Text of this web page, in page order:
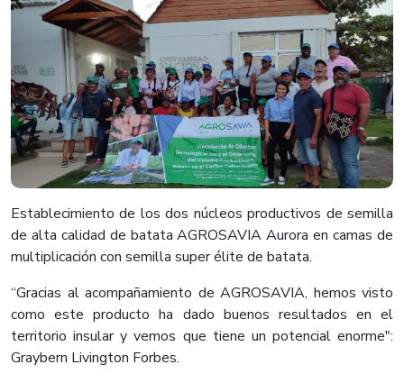
Establecimiento de los dos núcleos productivos de semilla
de alta calidad de batata AGROSAVIA Aurora en camas de
multiplicación con semilla super élite de batata.
“Gracias al acompañamiento de AGROSAVIA, hemos visto
como este producto ha dado buenos resultados en el
territorio insular y vemos que tiene un potencial enorme":
Graybern Livington Forbes.